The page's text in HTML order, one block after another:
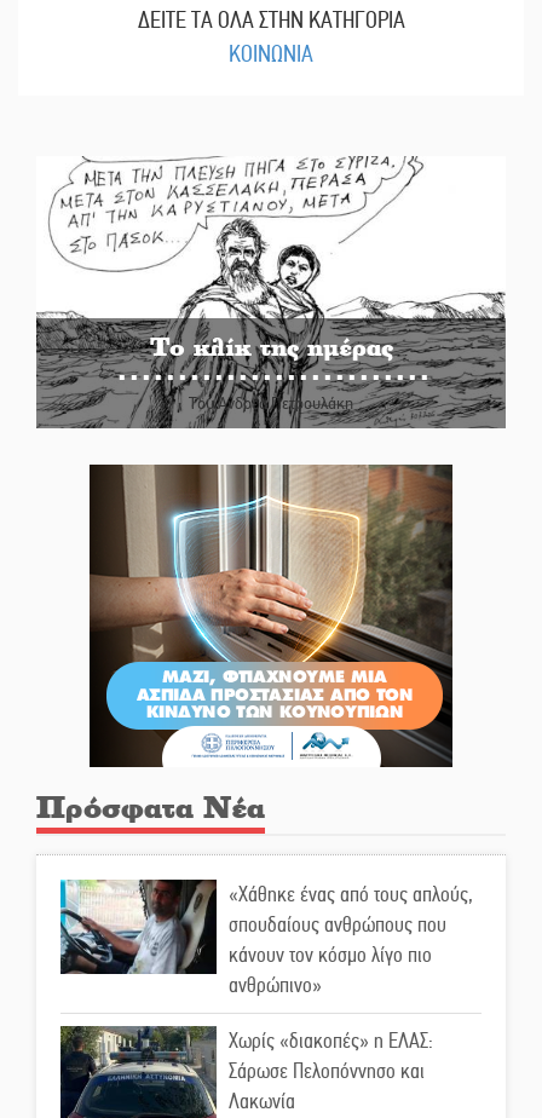
ΔΕΙΤΕ ΤΑ ΟΛΑ ΣΤΗΝ ΚΑΤΗΓΟΡΙΑ
ΚΟΙΝΩΝΙΑ
Το κλίκ της ημέρας
Του Ανδρέα Πετρουλάκη
Πρόσφατα Νέα
«Χάθηκε ένας από τους απλούς,
σπουδαίους ανθρώπους που
κάνουν τον κόσμο λίγο πιο
ανθρώπινο»
Χωρίς «διακοπές» η ΕΛΑΣ:
Σάρωσε Πελοπόννησο και
Λακωνία